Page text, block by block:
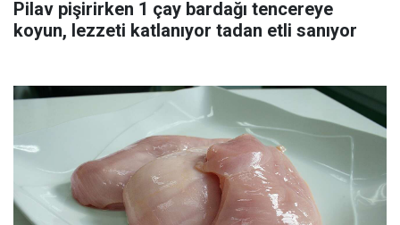
Pilav pişirirken 1 çay bardağı tencereye
koyun, lezzeti katlanıyor tadan etli sanıyor